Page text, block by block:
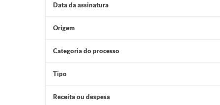
Data da assinatura
Origem
Categoria do processo
Tipo
Receita ou despesa